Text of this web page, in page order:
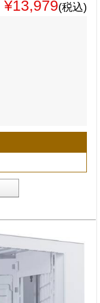
¥13,979(税込)